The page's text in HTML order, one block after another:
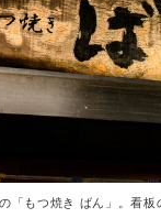
「もつ焼き ばん」。看